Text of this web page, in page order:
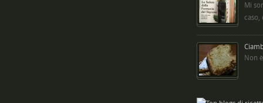
Mi
caso,
Non